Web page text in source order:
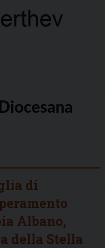
di
Albano,
della Stella